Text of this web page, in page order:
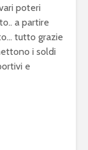
poteri
a partire
tutto grazie
i soldi
e